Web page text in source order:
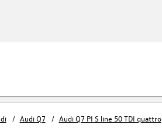
Audi Q7 Audi Q7 PI S line 50 TDI quattro